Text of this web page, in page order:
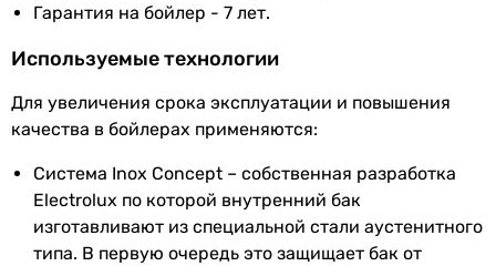
Китай
Опции
кабель питания, электрическая вилка
Энергоэффективность
Класс энергоэффективности
Физические характеристики
Цвет серый
Вес 14 кг
Гарантия
Гарантия на бойлер - 7 лет.
Используемые технологии
Для увеличения срока эксплуатации и повышения
качества в бойлерах применяются:
Система Inox Concept – собственная разработка
Electrolux по которой внутренний бак
изготавливают из специальной стали аустенитного
типа. В первую очередь это защищает бак от